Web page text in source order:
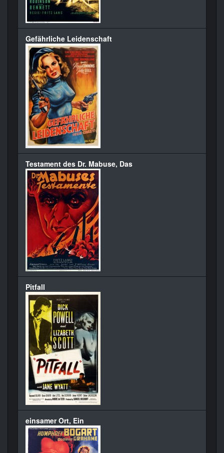
Gefährliche Leidenschaft
Testament des Dr. Mabuse, Das
Pitfall
einsamer Ort, Ein